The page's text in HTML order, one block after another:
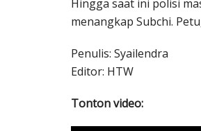
Hingga saat ini polisi
menangkap Subchi.
Penulis: Syailendra
Editor: HTW
Tonton video: